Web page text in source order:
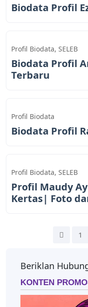
Biodata Profil
Profil Biodata, SELEB
Biodata Profil
Terbaru
Profil Biodata
Biodata Profil
Profil Biodata, SELEB
Profil Maudy
Kertas| Foto
1
Beriklan